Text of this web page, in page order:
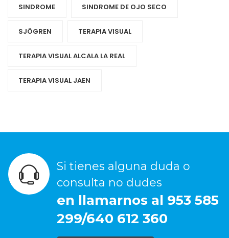
SINDROME SINDROME DE OJO SECO
SJÖGREN TERAPIA VISUAL
TERAPIA VISUAL ALCALA LA REAL
TERAPIA VISUAL JAEN
Si tienes alguna duda o
consulta no dudes
en llamarnos al 953 585
299/640 612 360